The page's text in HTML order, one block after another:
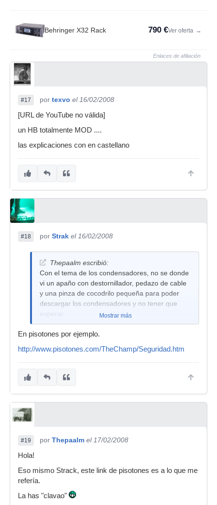
Behringer X32 Rack 790 €Ver oferta →
Enlaces de afiliación
#17 por texvo el 16/02/2008
[URL de YouTube no válida]
un HB totalmente MOD ....
las explicaciones con en castellano
#18 por Strak el 16/02/2008
Thepaalm escribió:
Con el tema de los condensadores, no se donde
vi un apaño con destornillador, pedazo de cable
y una pinza de cocodrilo pequeña para poder
descargar los condensadores y no tener que
esperar.
Mostrar más
En pisotones por ejemplo.
http://www.pisotones.com/TheChamp/Seguridad.htm
#19 por Thepaalm el 17/02/2008
Hola!
Eso mismo Strack, este link de pisotones es a lo que me
refería.
La has "clavao"